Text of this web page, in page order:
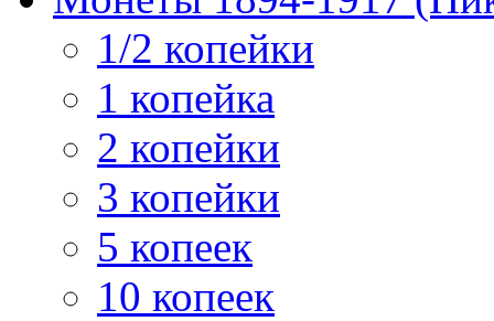
1/2 копейки
1 копейка
2 копейки
3 копейки
5 копеек
10 копеек